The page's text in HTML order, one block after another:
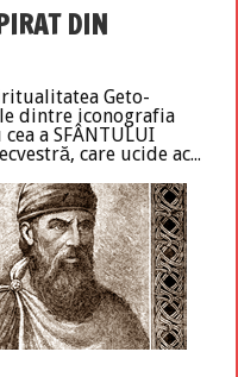
DIN
Geto-
dintre iconografia
cea a SFÂNTULUI
care ucide ac...